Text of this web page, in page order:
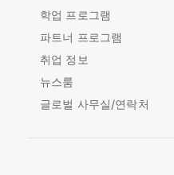
학업 프로그램
파트너 프로그램
취업 정보
뉴스룸
글로벌 사무실/연락처